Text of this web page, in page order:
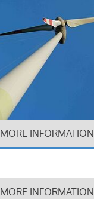
MORE INFORMATION
MORE INFORMATION